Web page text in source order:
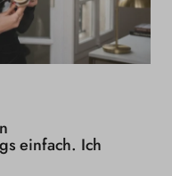
einfach. Ich